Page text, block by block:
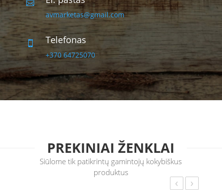

avmarketas@gmail.com
 Telefonas
+370 64725070
PREKINIAI ŽENKLAI
Siūlome tik patikrintų gamintojų kokybiškus
produktus
‹ ›